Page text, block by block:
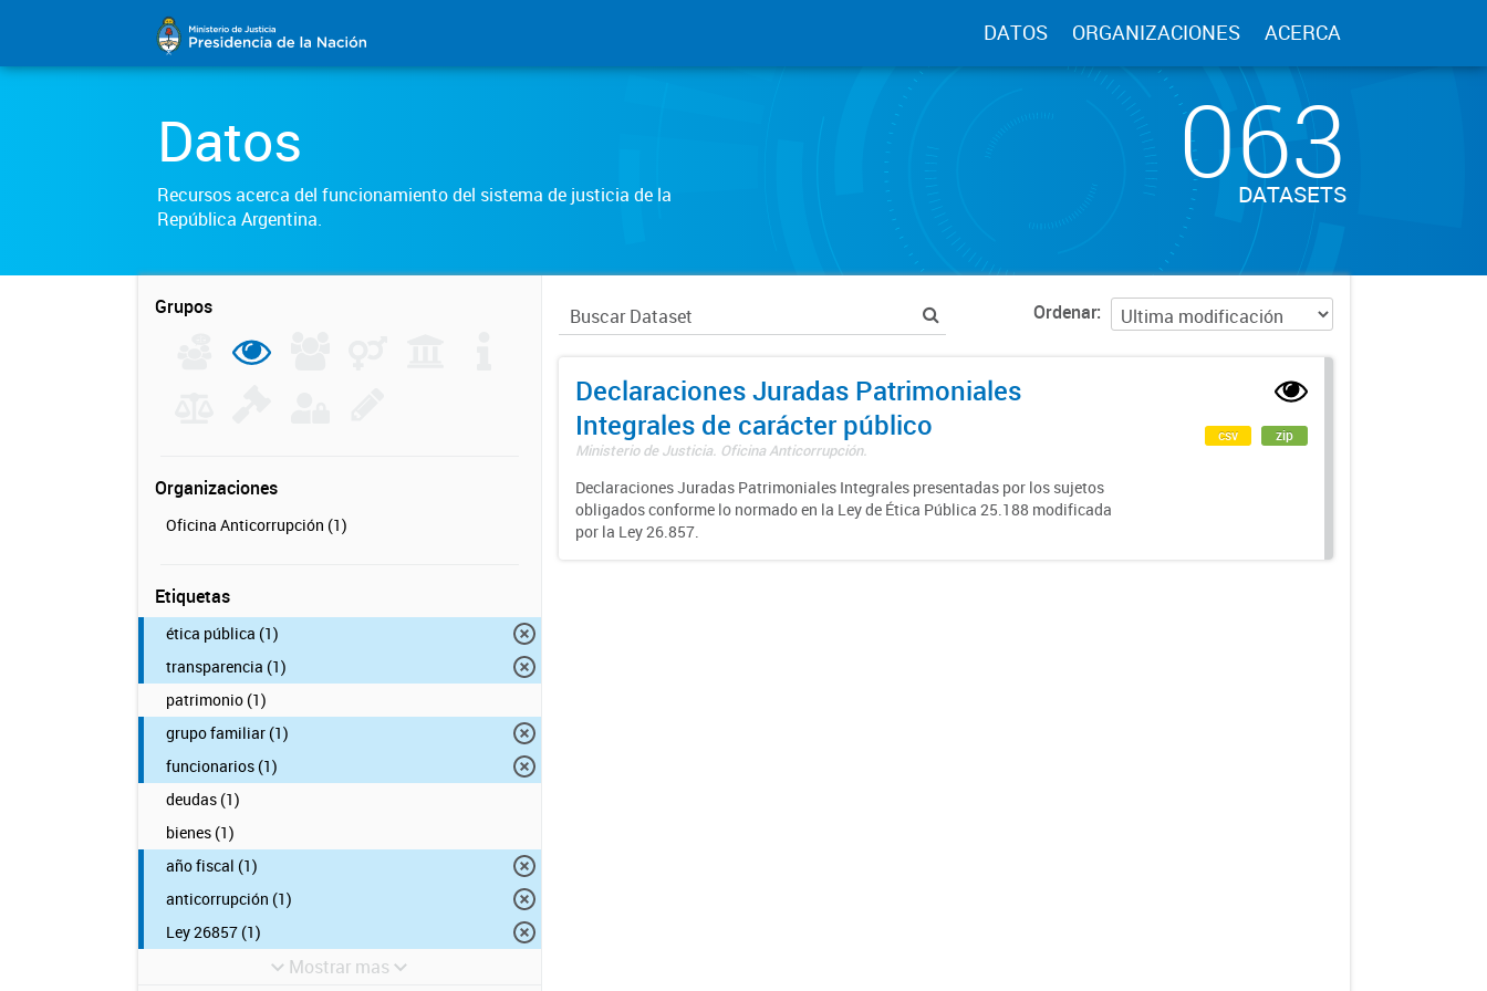
DATOS ORGANIZACIONES ACERCA
Datos
Recursos acerca del funcionamiento del sistema de justicia de la
República Argentina.
063
DATASETS
Grupos
Organizaciones
Oficina Anticorrupción (1)
Etiquetas
ética pública (1)
transparencia (1)
patrimonio (1)
grupo familiar (1)
funcionarios (1)
deudas (1)
bienes (1)
año fiscal (1)
anticorrupción (1)
Ley 26857 (1)
Mostrar mas
Ordenar
Declaraciones Juradas Patrimoniales
Integrales de carácter público
Ministerio de Justicia. Oficina Anticorrupción.
Declaraciones Juradas Patrimoniales Integrales presentadas por los sujetos
obligados conforme lo normado en la Ley de Ética Pública 25.188 modificada
por la Ley 26.857.
csv zip